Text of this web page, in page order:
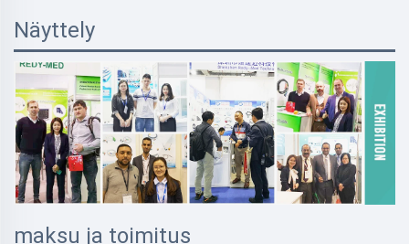
Näyttely
maksu ja toimitus